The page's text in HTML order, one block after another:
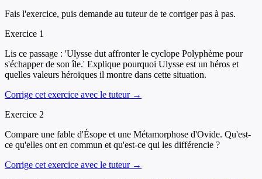
Fais l'exercice, puis demande au tuteur de te corriger pas à pas.
Exercice 1
Lis ce passage : 'Ulysse dut affronter le cyclope Polyphème pour
s'échapper de son île.' Explique pourquoi Ulysse est un héros et
quelles valeurs héroïques il montre dans cette situation.
Corrige cet exercice avec le tuteur →
Exercice 2
Compare une fable d'Ésope et une Métamorphose d'Ovide. Qu'est-
ce qu'elles ont en commun et qu'est-ce qui les différencie ?
Corrige cet exercice avec le tuteur →